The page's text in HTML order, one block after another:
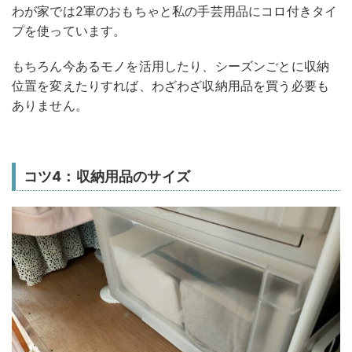
わが家では2軍のおもちゃと私の手芸用品にコロ付きタイ
プを使っています。
もちろん今あるモノを活用したり、シーズンごとに収納
位置を変えたりすれば、わざわざ収納用品を買う必要も
ありません。
コツ4：収納用品のサイズ